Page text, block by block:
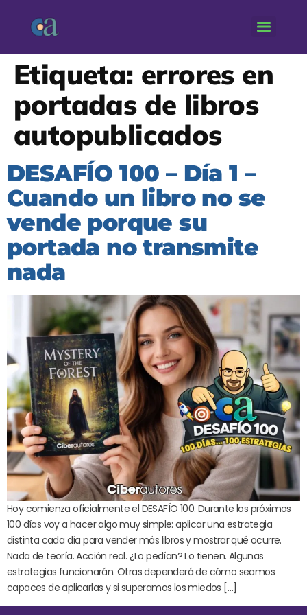
Etiqueta: errores en
portadas de libros
autopublicados
DESAFÍO 100 – Día 1 –
Cuando un libro no se
vende porque su
portada no transmite
nada
Hoy comienza oficialmente el DESAFÍO 100. Durante los próximos
100 días voy a hacer algo muy simple: aplicar una estrategia
distinta cada día para vender más libros y mostrar qué ocurre.
Nada de teoría. Acción real. ¿Lo pedían? Lo tienen. Algunas
estrategias funcionarán. Otras dependerá de cómo seamos
capaces de aplicarlas y si superamos los miedos […]